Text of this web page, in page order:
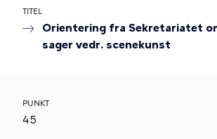
TITEL
Orientering fra Sekretariatet
sager vedr. scenekunst
PUNKT
45